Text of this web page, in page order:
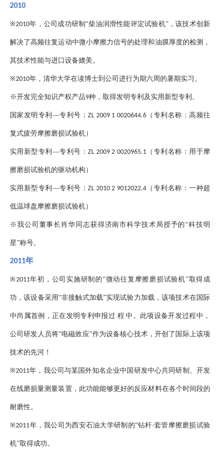
2010
※2010年，公司成功研制“柴油润滑性能评定试验机”，该技术创新
解决了高频往复运动中微小摩擦力信号的处理和油膜厚度的检测，
其技术性能与进口设备媲美。
※2010年，清华大学在读博士到公司进行为期六周的暑期实习。
※开发完全知识产权产品9种，取得发明专利及实用新型专利。
国家发明专利—专利号：ZL 2009 1 0020644.6（专利名称：高频往
复式疲劳摩擦磨损试验机）
实用新型专利—专利号：ZL 2009 2 0020965.1（专利名称：用于摩
擦磨损试验机的驱动机构）
实用新型专利—专利号：ZL 2010 2 9012022.4（专利名称：一种超
低温球盘摩擦磨损试验机）
※我公司董事长肖华同志获得济南市科学技术局授予的“科技明
星”称号。
2011年
※2011年初，公司实施研制的“微动往复摩擦磨损试验机”取得成
功，该设备采用“非接触式加载”实现试验力加载，该项技术在国际
中尚属首例，正在发明专利申报过 程 中。此项设备开发过程中，
公司研发人员将“电磁效应”作为设备核心技术，开创了国际上该项
技术的先河！
※2011年，我公司与某国外知名企业中国研发中心共同研制、开发
在线磨损量测量装置，此功能能够更好的反应材料在各个时间段的
耐磨性。
※2011年，我公司为西安石油大学研制的“钻杆-套管摩擦磨损试验
机”取得成功。